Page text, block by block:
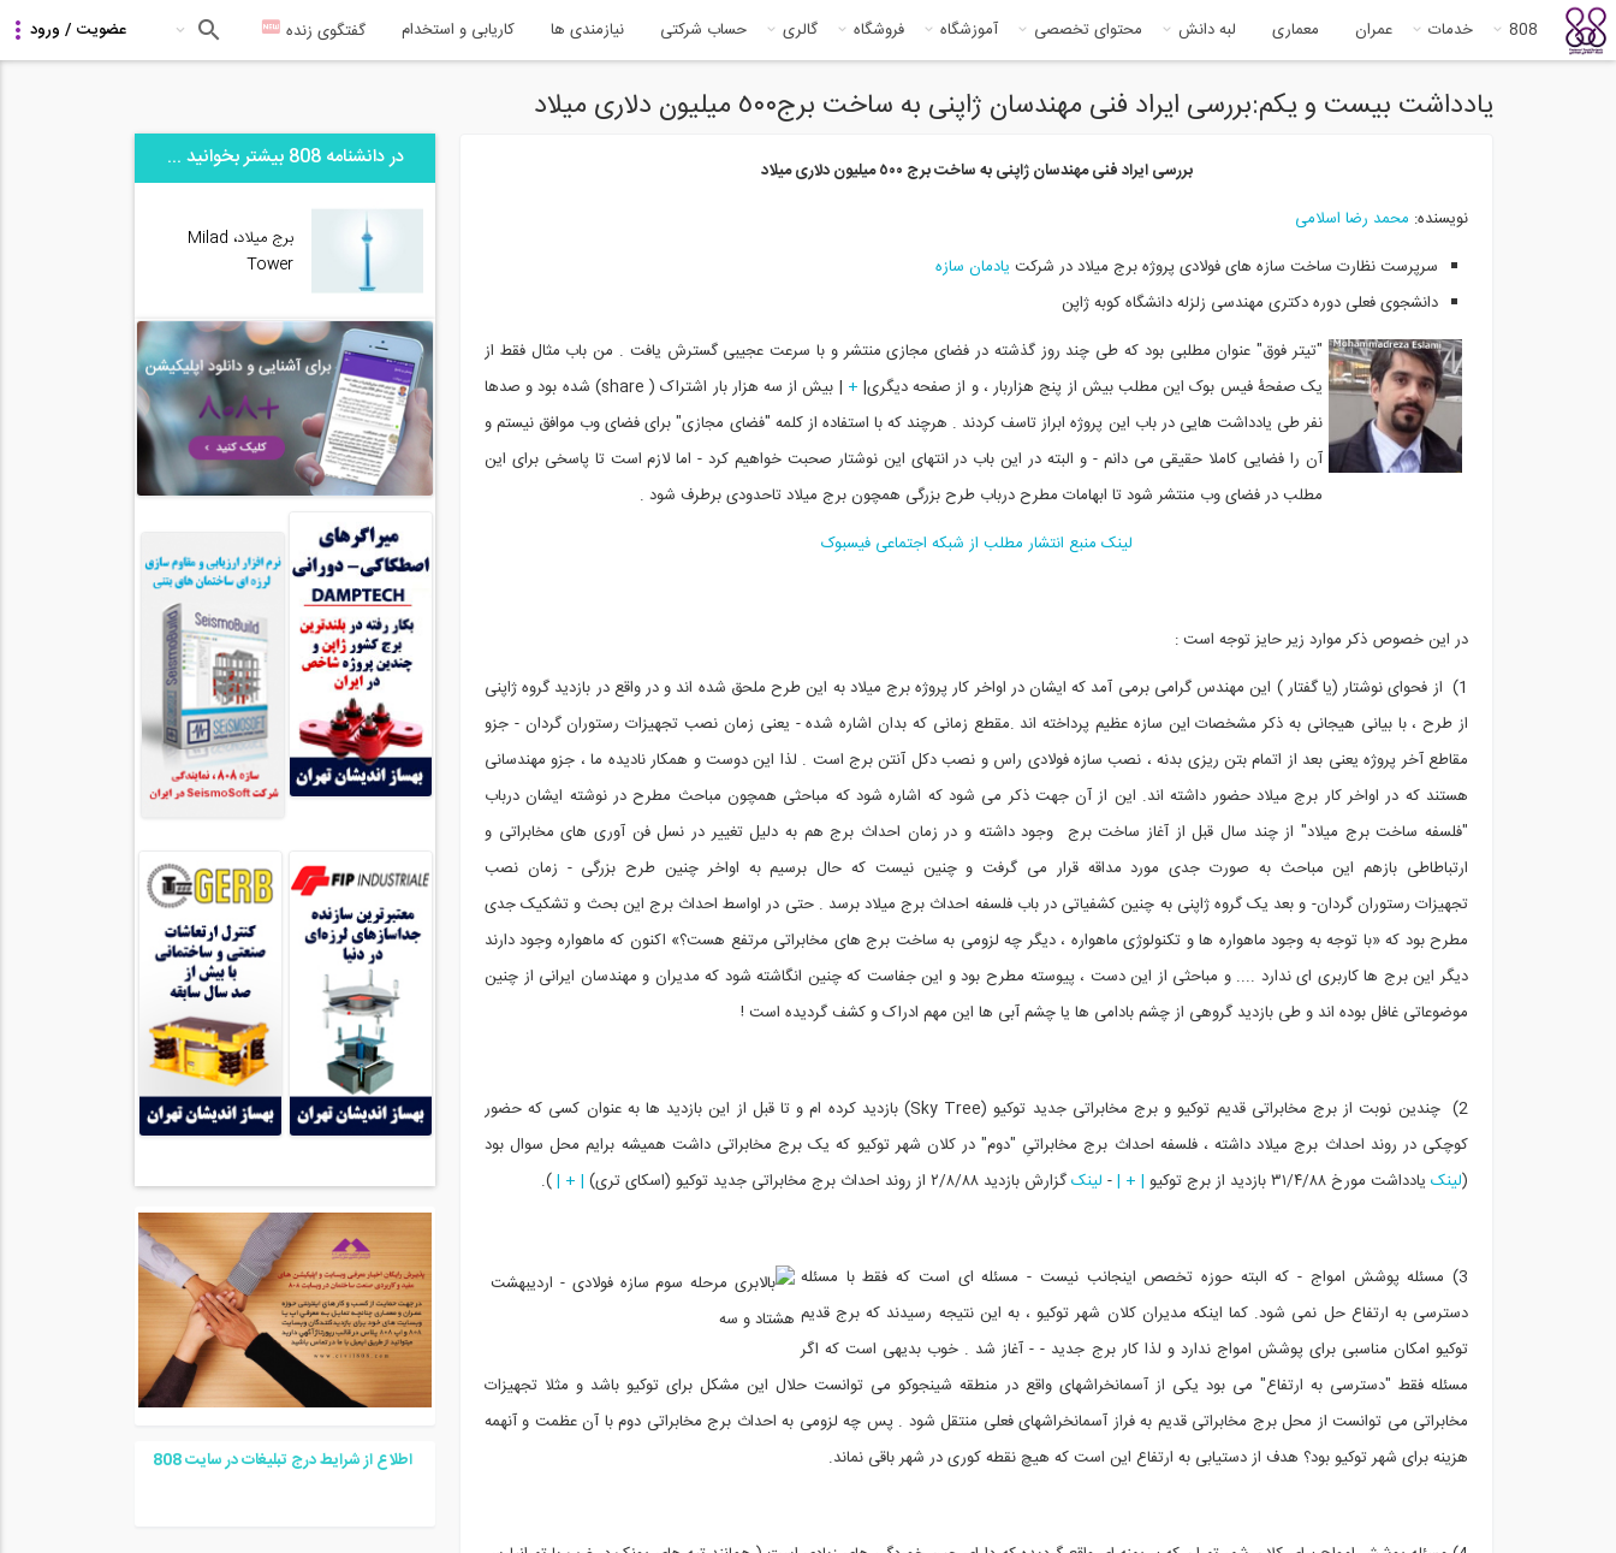
808 خدمات عمران معماری لبه دانش محتوای تخصصی آموزشگاه فروشگاه گالری حساب شرکتی نیازمندی ها کاریابی و استخدام گفتگوی زنده
یادداشت بیست و یکم:بررسی ایراد فنی مهندسان ژاپنی به ساخت برج٥٠٠ ميليون دلاری میلاد
بررسی ایراد فنی مهندسان ژاپنی به ساخت برج ٥٠٠ ميليون دلاری میلاد
نویسنده: محمد رضا اسلامی
سرپرست نظارت ساخت سازه های فولادی پروژه برج میلاد در شرکت یادمان سازه
دانشجوی فعلی دوره دکتری مهندسی زلزله دانشگاه کوبه ژاپن
"تیتر فوق" عنوان مطلبی بود که طی چند روز گذشته در فضای مجازی منتشر و با سرعت عجیبی گسترش یافت . من باب مثال فقط از
یک صفحۀ فیس بوک این مطلب بیش از پنج هزاربار ، و از صفحه دیگری| +
| بیش از سه هزار بار اشتراک ( share) شده بود و صدها
نفر طی یادداشت هایی در باب این پروژه ابراز تاسف کردند . هرچند که با استفاده از کلمه "فضای مجازی" برای فضای وب موافق نیستم و
آن را فضایی کاملا حقیقی می دانم - و البته در این باب در انتهای این نوشتار صحبت خواهیم کرد - اما لازم است تا پاسخی برای این
مطلب در فضای وب منتشر شود تا ابهامات مطرح درباب طرح بزرگی همچون برج میلاد تاحدودی برطرف شود .
لینک منبع انتشار مطلب از شبکه اجتماعی فیسبوک
در این خصوص ذکر موارد زیر حایز توجه است :
1) از فحوای نوشتار (یا گفتار ) این مهندس گرامی برمی آمد که ایشان در اواخر کار پروژه برج میلاد به این طرح ملحق شده اند و در واقع در بازدید گروه ژاپنی
از طرح ، با بیانی هیجانی به ذکر مشخصات این سازه عظیم پرداخته اند .مقطع زمانی که بدان اشاره شده - یعنی زمان نصب تجهیزات رستوران گردان - جزو
مقاطع آخر پروژه یعنی بعد از اتمام بتن ریزی بدنه ، نصب سازه فولادی راس و نصب دکل آنتن برج است . لذا این دوست و همکار نادیده ما ، جزو مهندسانی
هستند که در اواخر کار برج میلاد حضور داشته اند. این از آن جهت ذکر می شود که اشاره شود که مباحثی همچون مباحث مطرح در نوشته ایشان درباب
"فلسفه ساخت برج میلاد" از چند سال قبل از آغاز ساخت برج وجود داشته و در زمان احداث برج هم به دلیل تغییر در نسل فن آوری های مخابراتی و
ارتباطاطی بازهم این مباحث به صورت جدی مورد مداقه قرار می گرفت و چنین نیست که حال برسیم به اواخر چنین طرح بزرگی - زمان نصب
تجهیزات رستوران گردان- و بعد یک گروه ژاپنی به چنین کشفیاتی در باب فلسفه احداث برج میلاد برسد . حتی در اواسط احداث برج این بحث و تشکیک جدی
مطرح بود که «با توجه به وجود ماهواره ها و تکنولوژی ماهواره ، دیگر چه لزومی به ساخت برج های مخابراتی مرتفع هست؟» اکنون که ماهواره وجود دارند
دیگر این برج ها کاربری ای ندارد .... و مباحثی از این دست ، پیوسته مطرح بود و این جفاست که چنین انگاشته شود که مدیران و مهندسان ایرانی از چنین
موضوعاتی غافل بوده اند و طی بازدید گروهی از چشم بادامی ها یا چشم آبی ها این مهم ادراک و کشف گردیده است !
2) چندین نوبت از برج مخابراتی قدیم توکیو و برج مخابراتی جدید توکیو (Sky Tree) بازدید کرده ام و تا قبل از این بازدید ها به عنوان کسی که حضور
کوچکی در روند احداث برج میلاد داشته ، فلسفه احداث برج مخابراتیِ "دوم" در کلان شهر توکیو که یک برج مخابراتی داشت همیشه برایم محل سوال بود
(لینک یادداشت مورخ ۳۱/۴/۸۸ بازدید از برج توکیو | + |
- لینکگزارش بازدید ۲/۸/۸۸ از روند احداث برج مخابراتی جدید توکیو (اسکای تری) | + |
).
3) مسئله پوشش امواج - که البته حوزه تخصص اینجانب نیست - مسئله ای است که فقط با مسئله
دسترسی به ارتفاع حل نمی شود. کما اینکه مدیران کلان شهر توکیو ، به این نتیجه رسیدند که برج قدیم
توکیو امکان مناسبی برای پوشش امواج ندارد و لذا کار برج جدید - - آغاز شد . خوب بدیهی است که اگر
مسئله فقط "دسترسی به ارتفاع" می بود یکی از آسمانخراشهای واقع در منطقه شینجوکو می توانست حلال این مشکل برای توکیو باشد و مثلا تجهیزات
مخابراتی می توانست از محل برج مخابراتی قدیم به فراز آسمانخراشهای فعلی منتقل شود . پس چه لزومی به احداث برج مخابراتی دوم با آن عظمت و آنهمه
هزینه برای شهر توکیو بود؟ هدف از دستیابی به ارتفاع این است که هیچ نقطه کوری در شهر باقی نماند.
در دانشنامه 808 بیشتر بخوانید ...
برج میلاد، Milad
Tower
اطلاع از شرایط درج تبلیغات در سایت 808